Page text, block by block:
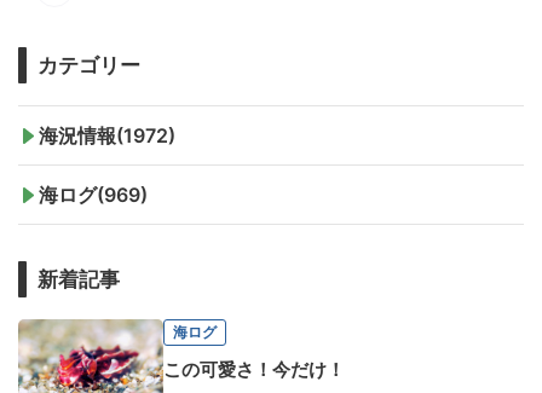
カテゴリー
海況情報(1972)
海ログ(969)
新着記事
海ログ
この可愛さ！今だけ！